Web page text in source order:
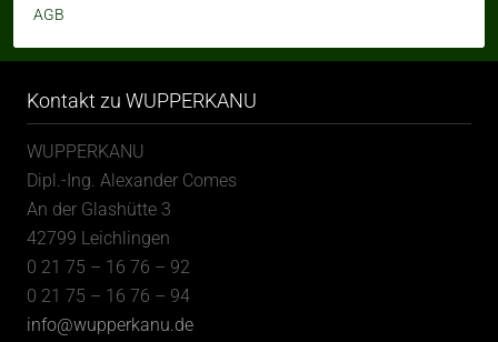
AGB
Kontakt zu WUPPERKANU
WUPPERKANU
Dipl.-Ing. Alexander Comes
An der Glashütte 3
42799 Leichlingen
0 21 75 – 16 76 – 92
0 21 75 – 16 76 – 94
info@wupperkanu.de